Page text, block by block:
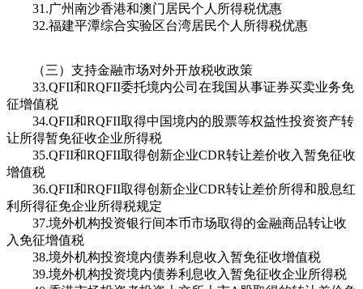
31.广州南沙香港和澳门居民个人所得税优惠
32.福建平潭综合实验区台湾居民个人所得税优惠
（三）支持金融市场对外开放税收政策
33.QFII和RQFII委托境内公司在我国从事证券买卖业务免
征增值税
34.QFII和RQFII取得中国境内的股票等权益性投资资产转
让所得暂免征收企业所得税
35.QFII和RQFII取得创新企业CDR转让差价收入暂免征收
增值税
36.QFII和RQFII取得创新企业CDR转让差价所得和股息红
利所得征免企业所得税规定
37.境外机构投资银行间本币市场取得的金融商品转让收
入免征增值税
38.境外机构投资境内债券利息收入暂免征收增值税
39.境外机构投资境内债券利息收入暂免征收企业所得税